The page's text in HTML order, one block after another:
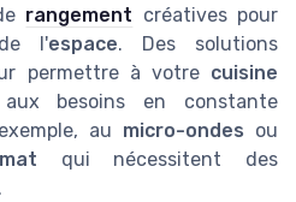
rangement créatives pour
l'espace. Des solutions
permettre à votre cuisine
besoins en constante
au micro-ondes ou
mat qui nécessitent des